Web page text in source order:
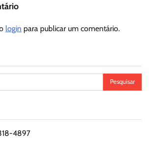
login para publicar um comentário.
4897